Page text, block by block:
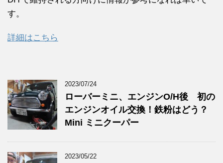
す。
詳細はこちら
2023/07/24
ローバーミニ、エンジンO/H後 初の
エンジンオイル交換！鉄粉はどう？
Mini ミニクーパー
2023/05/22